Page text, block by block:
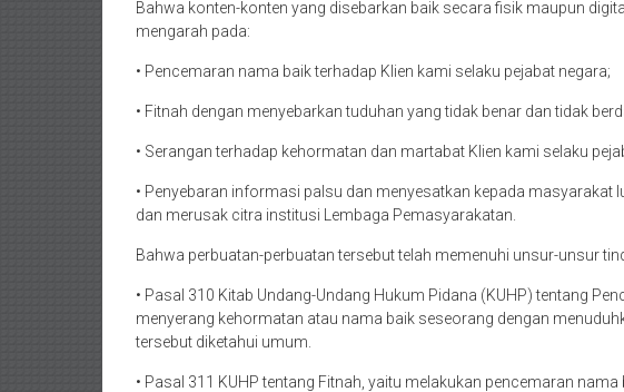
Bahwa konten-konten yang disebarkan baik secara fisik maupun
mengarah pada:
• Pencemaran nama baik terhadap Klien kami selaku pejabat negara;
• Fitnah dengan menyebarkan tuduhan yang tidak benar dan tidak
• Serangan terhadap kehormatan dan martabat Klien kami selaku
• Penyebaran informasi palsu dan menyesatkan kepada masyarakat
dan merusak citra institusi Lembaga Pemasyarakatan.
Bahwa perbuatan-perbuatan tersebut telah memenuhi unsur-unsur
• Pasal 310 Kitab Undang-Undang Hukum Pidana (KUHP) tentang
menyerang kehormatan atau nama baik seseorang dengan
tersebut diketahui umum.
• Pasal 311 KUHP tentang Fitnah, yaitu melakukan pencemaran